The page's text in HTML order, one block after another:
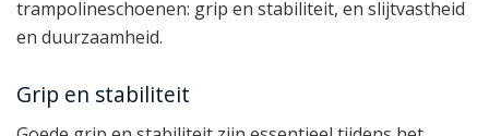
trampolineschoenen: grip en stabiliteit, en slijtvastheid
en duurzaamheid.
Grip en stabiliteit